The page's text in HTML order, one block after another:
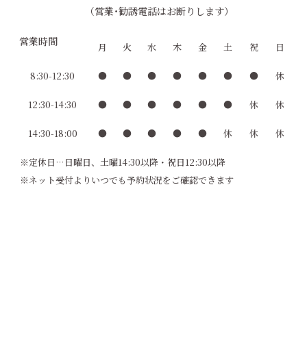
（営業･勧誘電話はお断りします）
営業時間 月 火 水 木 金 土 祝 日
8:30-12:30 ● ● ● ● ● ● ● 休
12:30-14:30 ● ● ● ● ● ● 休 休
14:30-18:00 ● ● ● ● ● 休 休 休
※定休日…日曜日、土曜14:30以降・祝日12:30以降
※ネット受付よりいつでも予約状況をご確認できます